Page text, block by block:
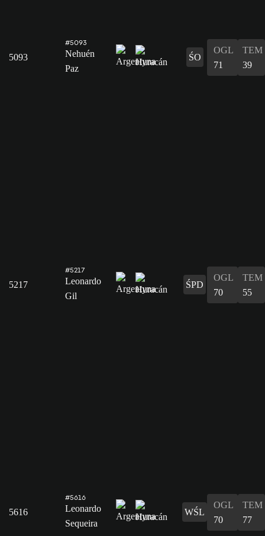
5093
#5093
Nehuén
Paz
ŚO
OGL
71
TEM
39
5217
#5217
Leonardo
Gil
ŚPD
OGL
70
TEM
55
5616
#5616
Leonardo
Sequeira
WŚL
OGL
70
TEM
77